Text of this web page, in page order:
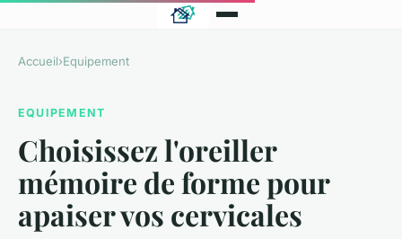
Accueil›Equipement
EQUIPEMENT
Choisissez l'oreiller
mémoire de forme pour
apaiser vos cervicales